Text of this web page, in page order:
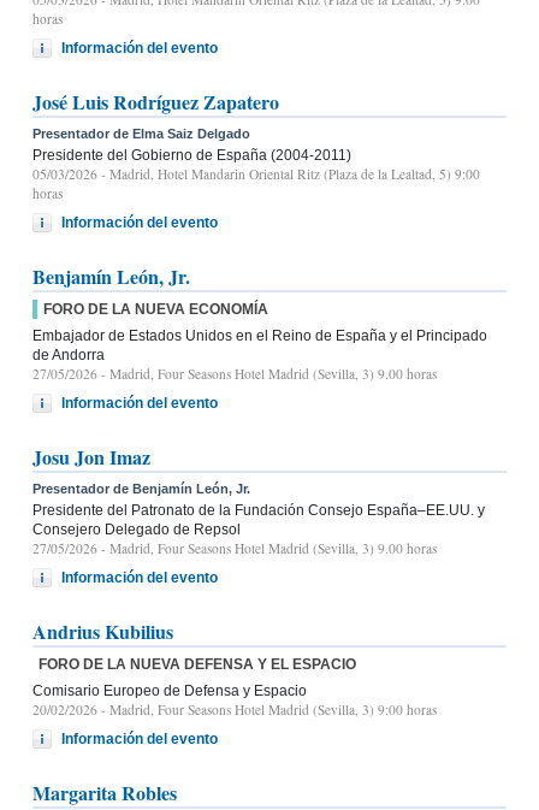
horas
Información del evento
José Luis Rodríguez Zapatero
Presentador de Elma Saiz Delgado
Presidente del Gobierno de España (2004-2011)
05/03/2026 - Madrid, Hotel Mandarin Oriental Ritz (Plaza de la Lealtad, 5) 9:00
horas
Información del evento
Benjamín León, Jr.
FORO DE LA NUEVA ECONOMÍA
Embajador de Estados Unidos en el Reino de España y el Principado
de Andorra
27/05/2026 - Madrid, Four Seasons Hotel Madrid (Sevilla, 3) 9.00 horas
Información del evento
Josu Jon Imaz
Presentador de Benjamín León, Jr.
Presidente del Patronato de la Fundación Consejo España–EE.UU. y
Consejero Delegado de Repsol
27/05/2026 - Madrid, Four Seasons Hotel Madrid (Sevilla, 3) 9.00 horas
Información del evento
Andrius Kubilius
FORO DE LA NUEVA DEFENSA Y EL ESPACIO
Comisario Europeo de Defensa y Espacio
20/02/2026 - Madrid, Four Seasons Hotel Madrid (Sevilla, 3) 9:00 horas
Información del evento
Margarita Robles